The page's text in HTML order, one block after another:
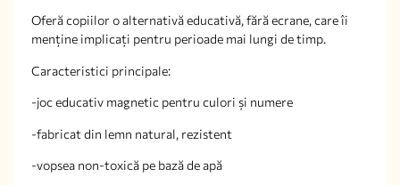
Oferă copiilor o alternativă educativă, fără ecrane, care îi
menține implicați pentru perioade mai lungi de timp.
Caracteristici principale:
-joc educativ magnetic pentru culori și numere
-fabricat din lemn natural, rezistent
-vopsea non-toxică pe bază de apă